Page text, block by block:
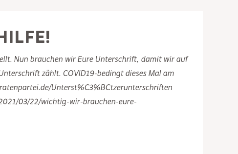
Nun brauchen wir Eure Unterschrift, damit wir auf
zählt. COVID19-bedingt dieses Mal am
Unterst%C3%BCtzerunterschriften
03/22/wichtig-wir-brauchen-eure-